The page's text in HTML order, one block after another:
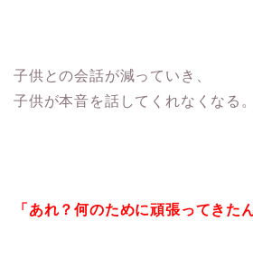
子供との会話が減っていき、
子供が本音を話してくれなくなる。
「あれ？何のために頑張ってきた